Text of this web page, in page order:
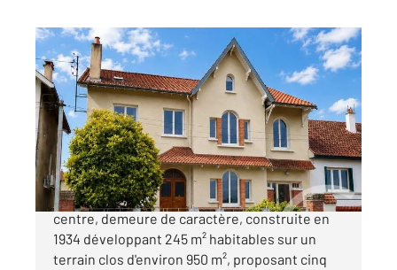
RIOM 63
245 m2 , 8 pièces
Ref : 23718
Maison à vendre
450 000 €
RIOM Maison GALINAT à quelques minutes du
centre, demeure de caractère, construite en
1934 développant 245 m² habitables sur un
terrain clos d'environ 950 m², proposant cinq